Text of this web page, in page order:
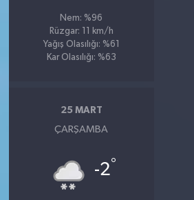
Nem: %96
Rüzgar: 11 km/h
Yağış Olasılığı: %61
Kar Olasılığı: %63
25 MART
ÇARŞAMBA
-2°